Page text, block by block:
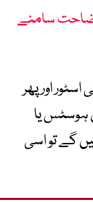
سامنے
اور پھر
ہوسٹس یا
گے تو اسی